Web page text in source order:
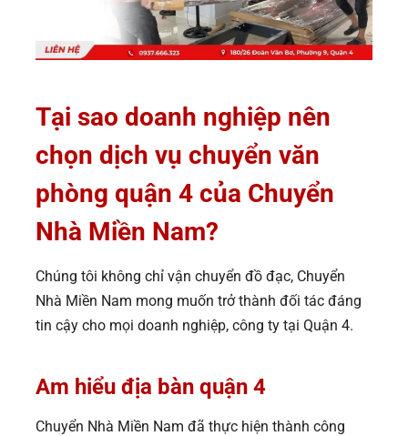
Tại sao doanh nghiệp nên
chọn dịch vụ chuyển văn
phòng quận 4 của Chuyển
Nhà Miền Nam?
Chúng tôi không chỉ vận chuyển đồ đạc, Chuyển
Nhà Miền Nam mong muốn trở thành đối tác đáng
tin cậy cho mọi doanh nghiệp, công ty tại Quận 4.
Am hiểu địa bàn quận 4
Chuyển Nhà Miền Nam đã thực hiện thành công